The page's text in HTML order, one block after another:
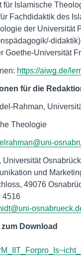
für Islamische
Fachdidaktik des
der Universität
Goethe-Universität
https://aiwg.de/
für die
Rahman,
Theologie
Universität Osnabrück
und
49076
4516
Download